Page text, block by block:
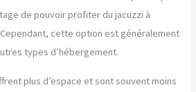
de pouvoir profiter du jacuzzi à
cette option est généralement
types d’hébergement.
plus d’espace et sont souvent moins